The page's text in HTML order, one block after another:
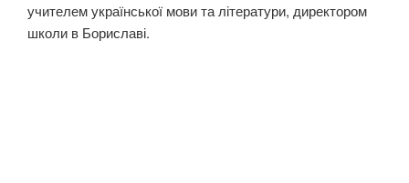
учителем української мови та літератури, директором
школи в Бориславі.